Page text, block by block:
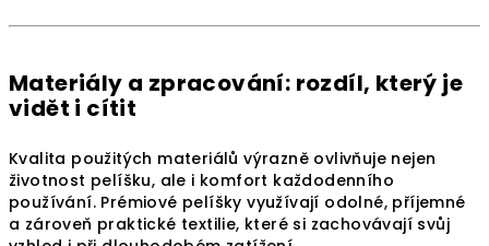
Materiály a zpracování: rozdíl, který je
vidět i cítit
Kvalita použitých materiálů výrazně ovlivňuje nejen
životnost pelíšku, ale i komfort každodenního
používání. Prémiové pelíšky využívají odolné, příjemné
a zároveň praktické textilie, které si zachovávají svůj